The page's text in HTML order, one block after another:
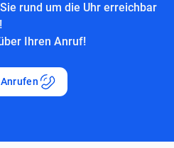
rund um die Uhr erreichbar
Ihren Anruf!